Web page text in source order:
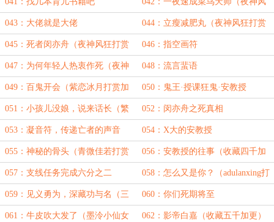
狂打赏加更⑦）
043：大佬就是大佬 044：立瘦减肥丸（夜神风狂打赏
加更⑧）
045：死者闵亦舟（夜神风狂打赏
加更⑨）
046：指空画符
047：为何年轻人热衷作死（夜神
风狂打赏加更⑩）
048：流言蜚语
049：百鬼开会（紫恋冰月打赏加
更）
050：鬼王·授课狂鬼·安教授
051：小孩儿没娘，说来话长（繁
麓打赏加更）
052：闵亦舟之死真相
053：凝音符，传递亡者的声音
（绵-绵打赏加更）
054：X大的安教授
055：神秘的骨头（青微佳若打赏
加更）
056：安教授的往事（收藏四千加
更）
057：支线任务完成六分之二 058：怎么又是你？（adulanxing打
赏加更）
059：见义勇为，深藏功与名（三
万推荐票加更）
060：你们死期将至
061：牛皮吹大发了（墨泠小仙女 062：影帝白嘉（收藏五千加更）